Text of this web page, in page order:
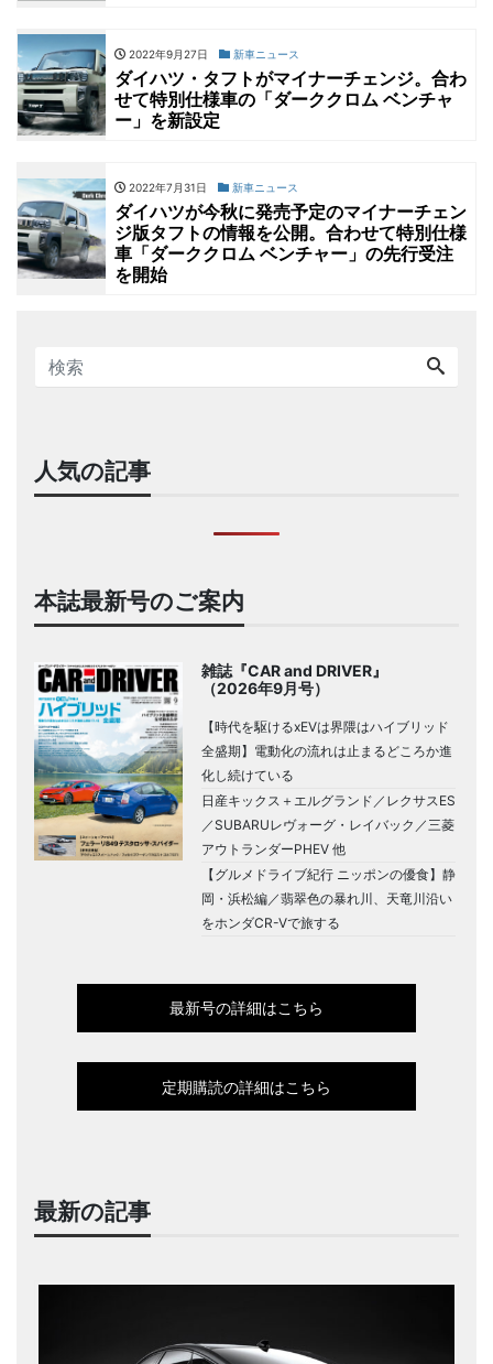
2022年9月27日 新車ニュース
ダイハツ・タフトがマイナーチェンジ。合わ
せて特別仕様車の「ダーククロム ベンチャ
ー」を新設定
2022年7月31日 新車ニュース
ダイハツが今秋に発売予定のマイナーチェン
ジ版タフトの情報を公開。合わせて特別仕様
車「ダーククロム ベンチャー」の先行受注
を開始
人気の記事
本誌最新号のご案内
雑誌『CAR and DRIVER』
（2026年9月号）
【時代を駆けるxEVは界隈はハイブリッド
全盛期】電動化の流れは止まるどころか進
化し続けている
日産キックス＋エルグランド／レクサスES
／SUBARUレヴォーグ・レイバック／三菱
アウトランダーPHEV 他
【グルメドライブ紀行 ニッポンの優食】静
岡・浜松編／翡翠色の暴れ川、天竜川沿い
をホンダCR-Vで旅する
最新号の詳細はこちら
定期購読の詳細はこちら
最新の記事